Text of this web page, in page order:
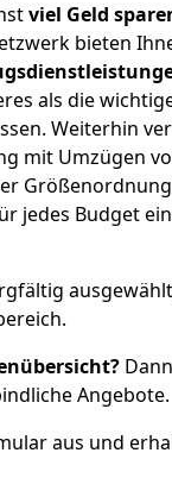
viel Geld
bieten
als die
Weiterhin
mit Umzügen
jedes Budget
Angebote.
aus und